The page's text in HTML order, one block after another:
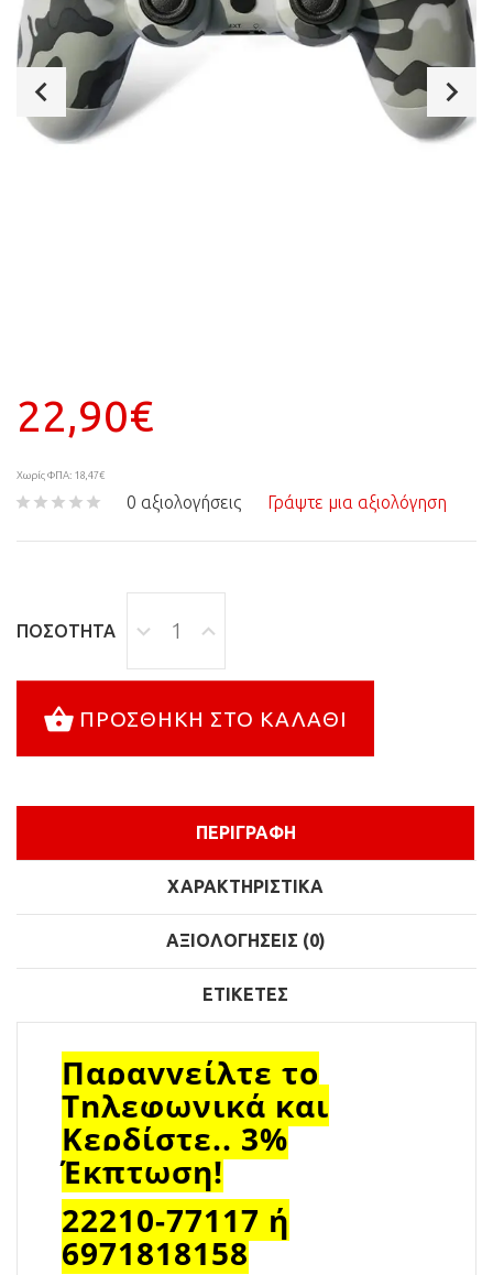
22,90€
Χωρίς ΦΠΑ: 18,47€
0 αξιολογήσεις Γράψτε μια αξιολόγηση
ΠΟΣΌΤΗΤΑ
ΠΡΟΣΘΉΚΗ ΣΤΟ ΚΑΛΆΘΙ
ΠΕΡΙΓΡΑΦΉ
ΧΑΡΑΚΤΗΡΙΣΤΙΚΆ
ΑΞΙΟΛΟΓΉΣΕΙΣ (0)
ΕΤΙΚΈΤΕΣ
Παραγγείλτε το
Τηλεφωνικά και
Κερδίστε.. 3%
Έκπτωση!
22210-77117 ή
6971818158